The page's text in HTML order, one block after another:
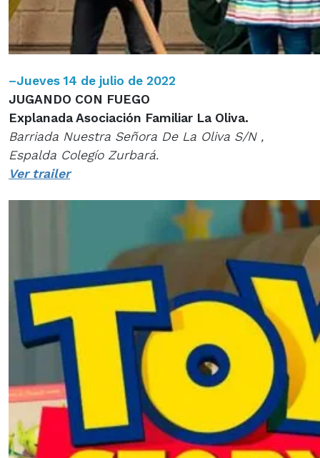
–Jueves 14 de julio de 2022
JUGANDO CON FUEGO
Explanada Asociación Familiar La Oliva.
Barriada Nuestra Señora De La Oliva S/N ,
Espalda Colegío Zurbará.
Ver trailer